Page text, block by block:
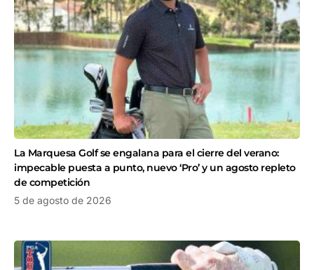
La Marquesa Golf se engalana para el cierre del verano:
impecable puesta a punto, nuevo ‘Pro’ y un agosto repleto
de competición
5 de agosto de 2026